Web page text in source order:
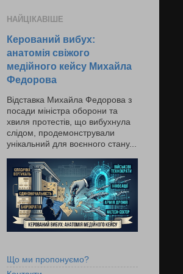
НАЙЦІКАВІШЕ
Керований вибух:
анатомія свіжого
медійного кейсу Михайла
Федорова
Відставка Михайла Федорова з
посади міністра оборони та
хвиля протестів, що вибухнула
слідом, продемонстрували
унікальний для воєнного стану...
Що ми пропонуємо?